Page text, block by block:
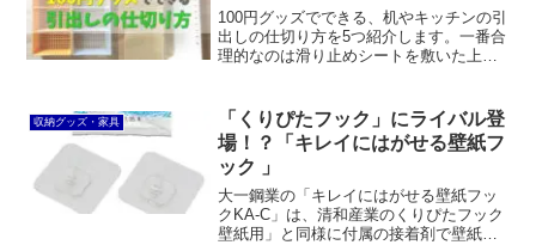
100円グッズでできる、机やキッチンの引
出しの仕切り方を5つ紹介します。一番合
理的なのは滑り止めシートを敷いた上に
セリアの桐の板を加工するのがオススメ
です。
収納グッズ・家具
「くりぴたフック」にライバル登
場！？「キレイにはがせる壁紙フ
ック 」
大一鋼業の「キレイにはがせる壁紙フッ
クKA-C」は、清和産業のくりぴたフック
壁紙用」と同様に付属の接着剤で壁紙に